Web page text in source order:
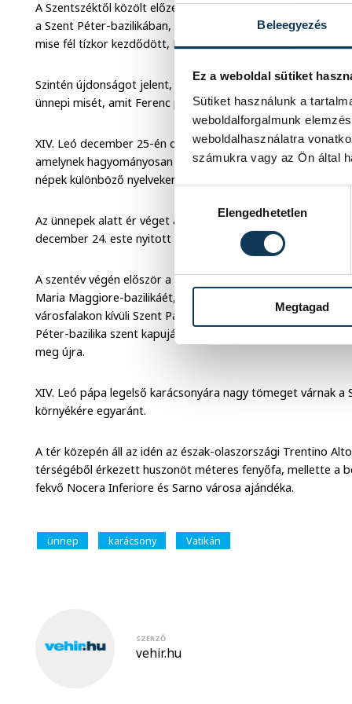
Beleegyezés
Ez a weboldal sütiket
Sütiket használunk a
weboldalforgalmunk
weboldalhasználatra
számukra vagy az Ön által
Elengedhetetlen
Megtagad
A Szentszéktől közölt előzetes program szerint a pápa
a Szent Péter-bazilikában, ami újdonságnak számít, mivel
mise fél tízkor kezdődött, Ferenc pápa pedig 2020-tól este
Szintén újdonságot jelent, hogy XIV. Leó pápa december
ünnepi misét, amit Ferenc pápa nem tartott meg idős kora
XIV. Leó december 25-én délben a bazilika központi
amelynek hagyományosan a béke a témája. Egyelőre nem
népek különböző nyelveken felolvasott köszöntését, amit
Az ünnepek alatt ér véget a reménynek szentelt jubileumi
december 24. este nyitott meg a Szent Péter-bazilika szent
A szentév végén először a római pápai bazilikák szent
Maria Maggiore-bazilikáét, december 27-én a lateráni Szent
városfalakon kívüli Szent Pál-bazilikáét. Végül XIV. Leó
Péter-bazilika szent kapuját csukja be, amelyet a
meg újra.
XIV. Leó pápa legelső karácsonyára nagy tömeget várnak a
környékére egyaránt.
A tér közepén áll az idén az észak-olaszországi Trentino
térségéből érkezett huszonöt méteres fenyőfa, mellette a
fekvő Nocera Inferiore és Sarno városa ajándéka.
ünnep karácsony Vatikán
SZERZŐ
vehir.hu